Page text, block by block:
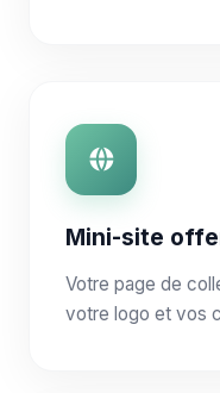
Mini-site
Votre page de
votre logo et vos